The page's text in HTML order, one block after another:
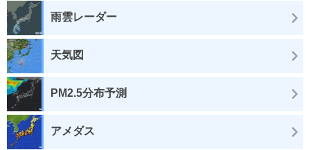
雨雲レーダー
天気図
PM2.5分布予測
アメダス